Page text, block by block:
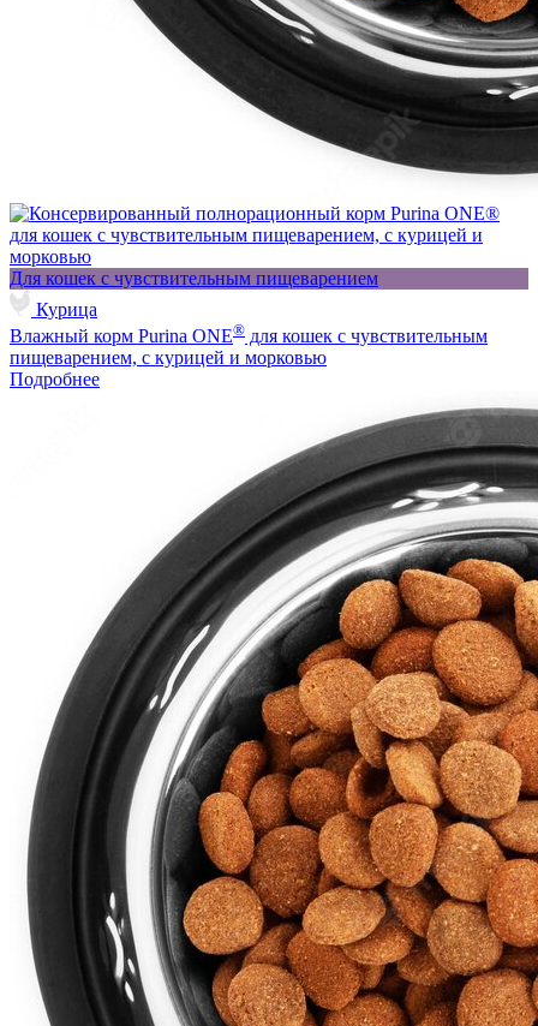
Для кошек с чувствительным пищеварением
Курица
Влажный корм Purina ONE® для кошек с чувствительным
пищеварением, с курицей и морковью
Подробнее